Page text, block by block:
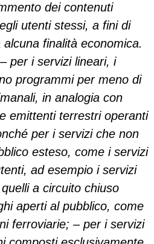
dei contenuti
utenti stessi, a fini di
finalità economica.
per i servizi lineari, i
programmi per meno di
in analogia con
emittenti terrestri operanti
per i servizi che non
esteso, come i servizi
ad esempio i servizi
a circuito chiuso
aperti al pubblico, come
ferroviarie; – per i servizi